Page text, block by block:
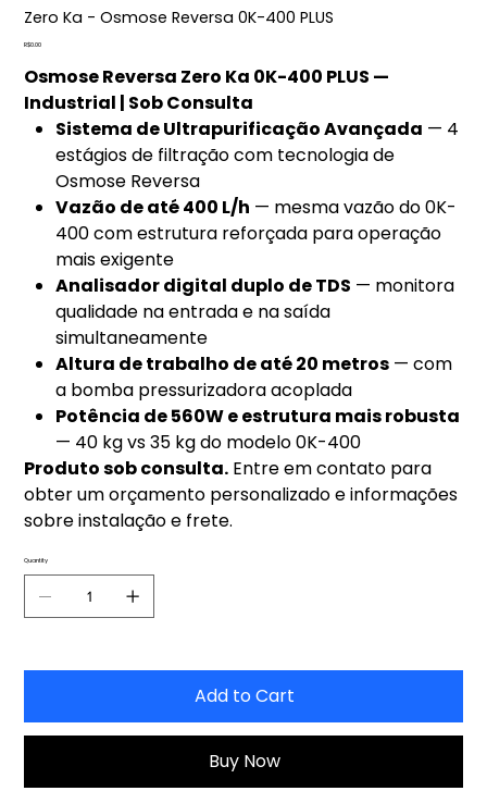
Zero Ka - Osmose Reversa 0K-400 PLUS
Price
R$0.00
Osmose Reversa Zero Ka 0K-400 PLUS —
Industrial | Sob Consulta
Sistema de Ultrapurificação Avançada — 4
estágios de filtração com tecnologia de
Osmose Reversa
Vazão de até 400 L/h — mesma vazão do 0K-
400 com estrutura reforçada para operação
mais exigente
Analisador digital duplo de TDS — monitora
qualidade na entrada e na saída
simultaneamente
Altura de trabalho de até 20 metros — com
a bomba pressurizadora acoplada
Potência de 560W e estrutura mais robusta
— 40 kg vs 35 kg do modelo 0K-400
Produto sob consulta. Entre em contato para
obter um orçamento personalizado e informações
sobre instalação e frete.
Quantity
Add to Cart
Buy Now